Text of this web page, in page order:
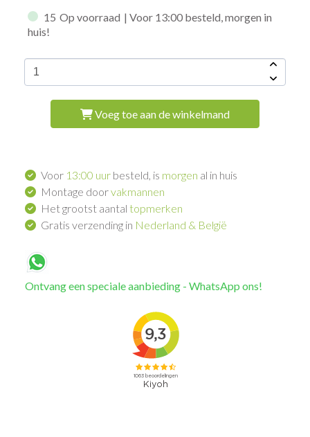
15 Op voorraad | Voor 13:00 besteld, morgen in
huis!
Voeg toe aan de winkelmand
Voor 13:00 uur besteld, is morgen al in huis
Montage doorvakmannen
Het grootst aantal topmerken
Gratis verzending in Nederland & België
Ontvang een speciale aanbieding - WhatsApp ons!